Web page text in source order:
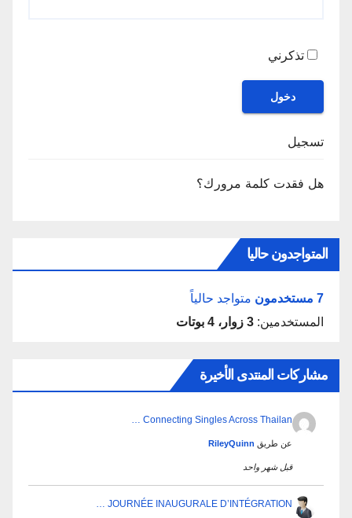
تذكرني
دخول
تسجيل
هل فقدت كلمة مرورك؟
المتواجدون حاليا
7 مستخدمون
متواجد حالياً
المستخدمين: 3 زوار، 4 بوتات
مشاركات المنتدى الأخيرة
Connecting Singles Across Thailan …
عن طريق RileyQuinn
قبل شهر واحد
JOURNÉE INAUGURALE D’INTÉGRATION …